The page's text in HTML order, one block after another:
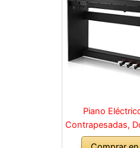
Piano
Contrapesadas,
Piano Digital